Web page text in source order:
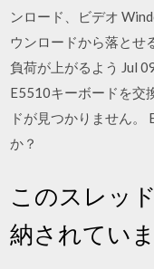
ンロード、ビデオ
ウンロードから落とせ
負荷が上がるよう Jul
E5510キーボードを交
ドが見つかりません。
か？
このスレッ
納されてい